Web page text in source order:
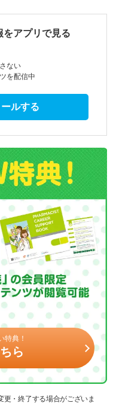
をアプリで見る
ない
を配信中
ルする
特典！
ら
・終了する場合がございま